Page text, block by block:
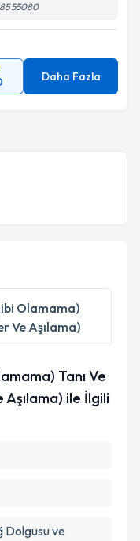
55080
Daha Fazla
Olamama)
Ve Aşılama)
Tanı Ve
ile İlgili
Dolgusu ve